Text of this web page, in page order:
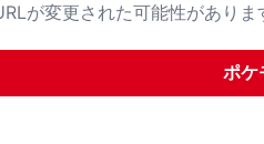
が変更された可能性がありま
ポケ